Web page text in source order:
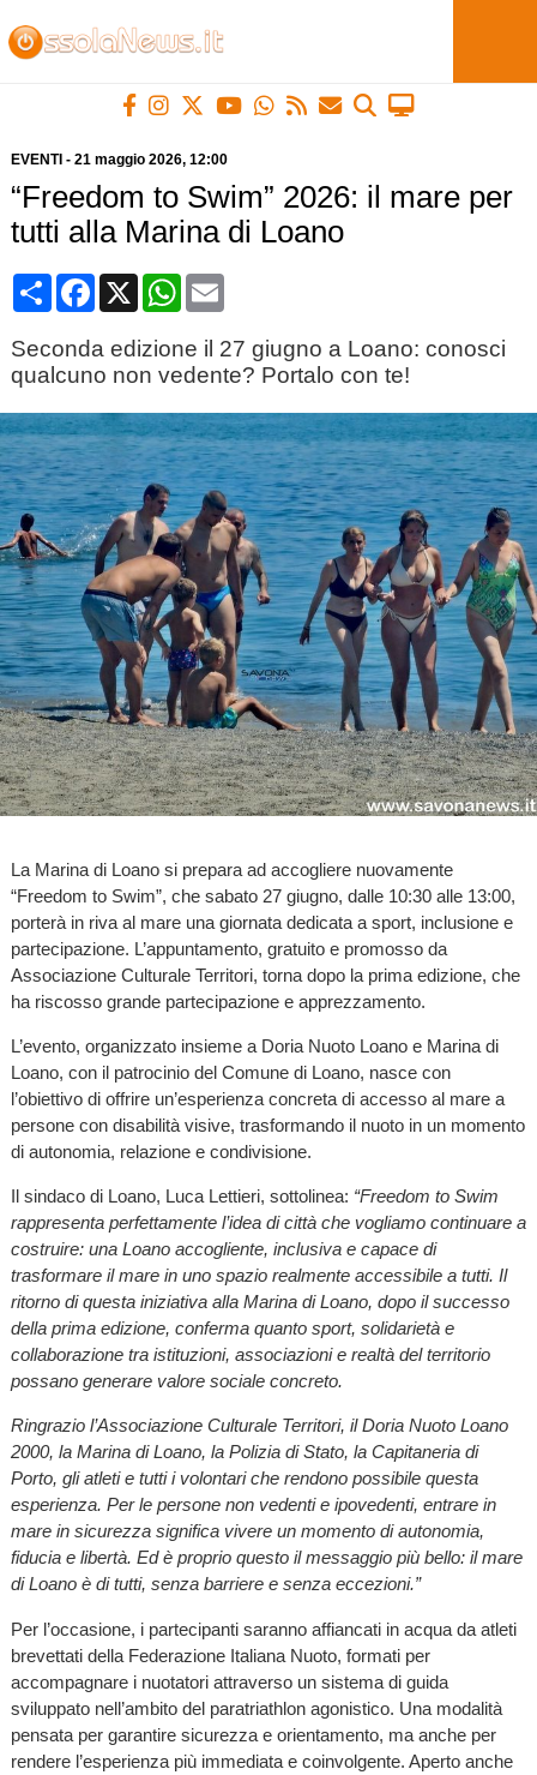
EVENTI - 21 maggio 2026, 12:00
“Freedom to Swim” 2026: il mare per
tutti alla Marina di Loano
CondividiFacebook
X WhatsApp
Email
Seconda edizione il 27 giugno a Loano: conosci
qualcuno non vedente? Portalo con te!
La Marina di Loano si prepara ad accogliere nuovamente
“Freedom to Swim”, che sabato 27 giugno, dalle 10:30 alle 13:00,
porterà in riva al mare una giornata dedicata a sport, inclusione e
partecipazione. L’appuntamento, gratuito e promosso da
Associazione Culturale Territori, torna dopo la prima edizione, che
ha riscosso grande partecipazione e apprezzamento.
L’evento, organizzato insieme a Doria Nuoto Loano e Marina di
Loano, con il patrocinio del Comune di Loano, nasce con
l’obiettivo di offrire un’esperienza concreta di accesso al mare a
persone con disabilità visive, trasformando il nuoto in un momento
di autonomia, relazione e condivisione.
Il sindaco di Loano, Luca Lettieri, sottolinea: “Freedom to Swim
rappresenta perfettamente l’idea di città che vogliamo continuare a
costruire: una Loano accogliente, inclusiva e capace di
trasformare il mare in uno spazio realmente accessibile a tutti. Il
ritorno di questa iniziativa alla Marina di Loano, dopo il successo
della prima edizione, conferma quanto sport, solidarietà e
collaborazione tra istituzioni, associazioni e realtà del territorio
possano generare valore sociale concreto.
Ringrazio l’Associazione Culturale Territori, il Doria Nuoto Loano
2000, la Marina di Loano, la Polizia di Stato, la Capitaneria di
Porto, gli atleti e tutti i volontari che rendono possibile questa
esperienza. Per le persone non vedenti e ipovedenti, entrare in
mare in sicurezza significa vivere un momento di autonomia,
fiducia e libertà. Ed è proprio questo il messaggio più bello: il mare
di Loano è di tutti, senza barriere e senza eccezioni.”
Per l’occasione, i partecipanti saranno affiancati in acqua da atleti
brevettati della Federazione Italiana Nuoto, formati per
accompagnare i nuotatori attraverso un sistema di guida
sviluppato nell’ambito del paratriathlon agonistico. Una modalità
pensata per garantire sicurezza e orientamento, ma anche per
rendere l’esperienza più immediata e coinvolgente. Aperto anche